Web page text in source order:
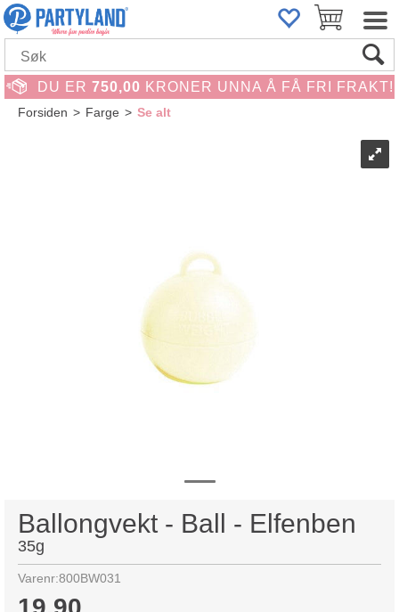
DU ER 750,00 KRONER UNNA Å FÅ FRI FRAKT!
Forsiden>Farge>Se alt
Ballongvekt - Ball - Elfenben
35g
Varenr:800BW031